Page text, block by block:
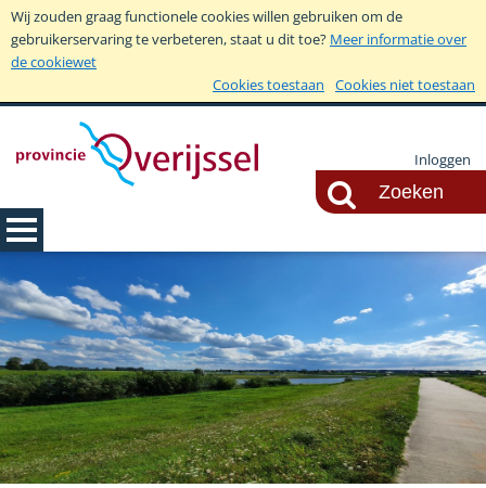
Wij zouden graag functionele cookies willen gebruiken om de
gebruikerservaring te verbeteren, staat u dit toe? Meer informatie over
de cookiewet
Cookies toestaan
Cookies niet toestaan
Inloggen